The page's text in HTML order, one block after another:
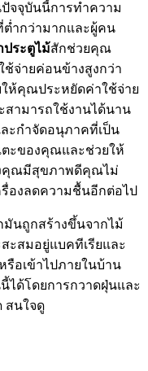
ปัจจุบันนี้การทำความ
ำกว่ามากและผู้คน
ประตูไม้สักช่วยคุณ
ช้จ่ายค่อนข้างสูงกว่า
ห้คุณประหยัดค่าใช้จ่าย
ามารถใช้งานได้นาน
ะกำจัดอนุภาคที่เป็น
ตะของคุณและช่วยให้
คุณมีสุขภาพดีคุณไม่
รื่องลดความชื้นอีกต่อไป
มันถูกสร้างขึ้นจากไม้
ะสมอยู่แบคทีเรียและ
อเข้าไปภายในบ้าน
ด้โดยการกวาดฝุ่นและ
สนใจดู